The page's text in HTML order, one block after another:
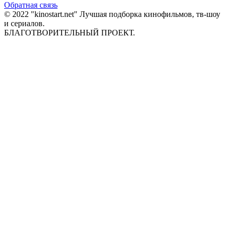
Обратная связь
© 2022 "kinostart.net" Лучшая подборка кинофильмов, тв-шоу
и сериалов.
БЛАГОТВОРИТЕЛЬНЫЙ ПРОЕКТ.